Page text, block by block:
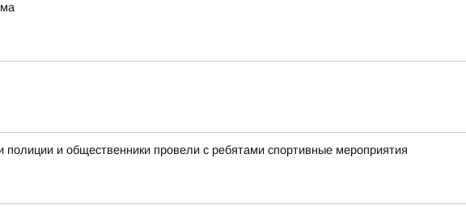
и общественники провели с ребятами спортивные мероприятия